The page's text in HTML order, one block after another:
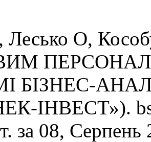
Лесько О,
БІЗНЕС-
ІНВЕСТ»).
за 08,